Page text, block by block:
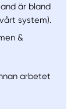
är bland
system).
&
arbetet